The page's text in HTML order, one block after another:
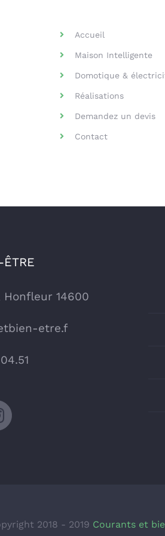
Accueil
Maison Intelligente
Domotique &
Réalisations
Demandez un devis
Contact
14600
etre.f
2018 - 2019 Courants et